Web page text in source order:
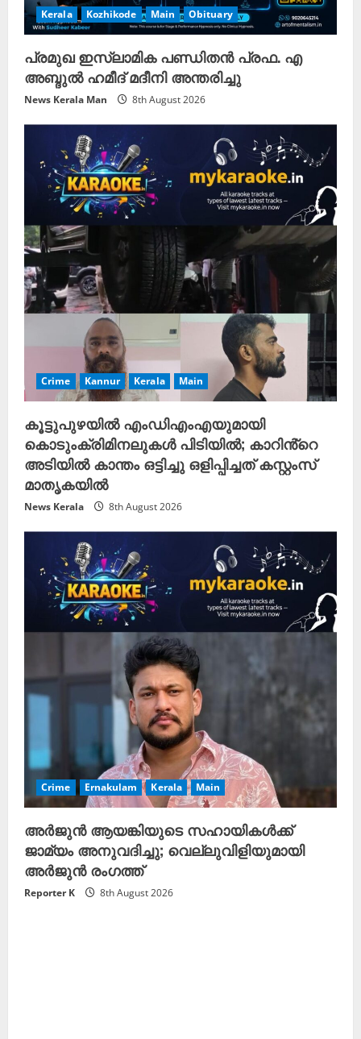
Kerala Kozhikode Main Obituary
പ്രമുഖ ഇസ്‌ലാമിക പണ്ഡിതൻ പ്രഫ. എ
അബ്ദുൽ ഹമീദ് മദീനി അന്തരിച്ചു
News Kerala Man 8th August 2026
Crime Kannur Kerala Main
കൂട്ടുപുഴയിൽ എംഡിഎംഎയുമായി
കൊടുംക്രിമിനലുകൾ പിടിയിൽ; കാറിൻ്റെ
അടിയിൽ കാന്തം ഒട്ടിച്ചു ഒളിപ്പിച്ചത് കസ്റ്റംസ്
മാതൃകയിൽ
News Kerala 8th August 2026
Crime Ernakulam Kerala Main
അർജുൻ ആയങ്കിയുടെ സഹായികൾക്ക്
ജാമ്യം അനുവദിച്ചു; വെല്ലുവിളിയുമായി
അർജുൻ രംഗത്ത്
Reporter K 8th August 2026